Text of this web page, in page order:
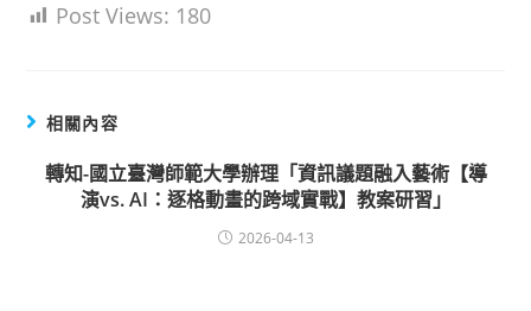
Post Views: 180
相關內容
轉知-國立臺灣師範大學辦理「資訊議題融入藝術【導
演vs. AI：逐格動畫的跨域實戰】教案研習」
2026-04-13